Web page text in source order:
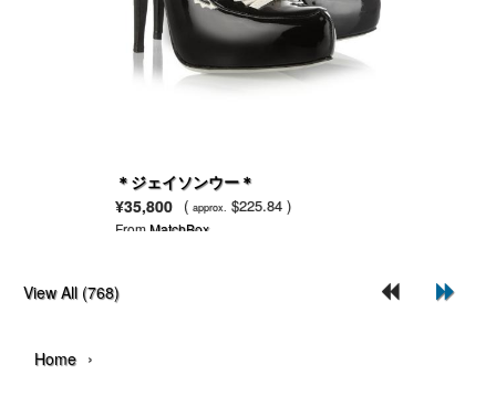
＊ジェイソンウー＊
¥35,800 ( approx. $225.84 )
FromMatchBox
View All (768)
Home ›